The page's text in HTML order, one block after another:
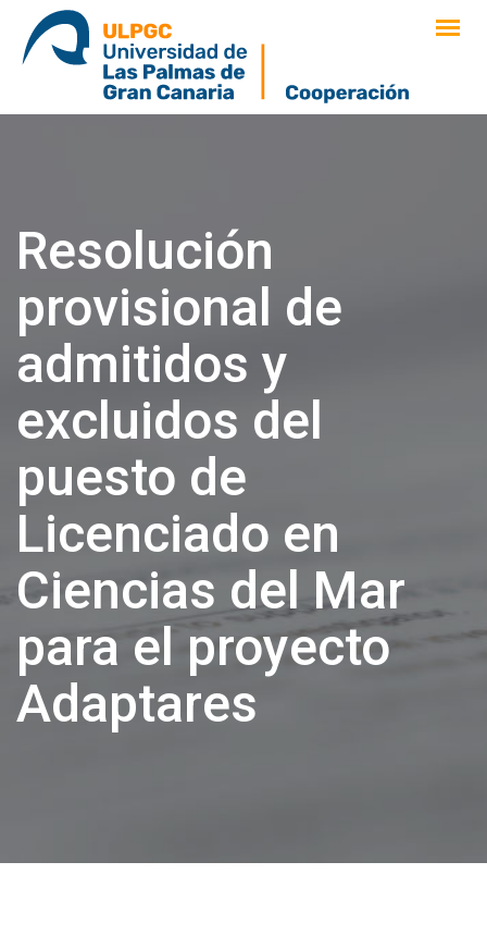
saltar
contenido
Resolución
provisional de
admitidos y
excluidos del
puesto de
Licenciado en
Ciencias del Mar
para el proyecto
Adaptares